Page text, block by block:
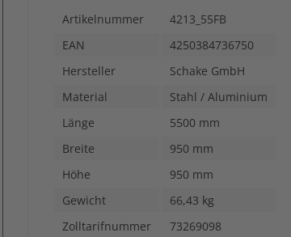
Artikelnummer
4213_55FB
EAN
4250384736750
Hersteller
Schake GmbH
Material
Stahl / Aluminium
Länge
5500 mm
Breite
950 mm
Höhe
950 mm
Gewicht
66,43 kg
Zolltarifnummer
73269098